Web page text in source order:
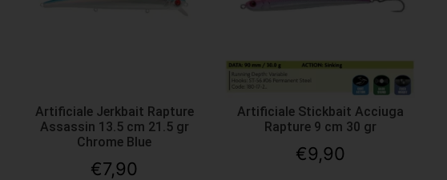
Artificiale Jerkbait Rapture
Assassin 13.5 cm 21.5 gr
Chrome Blue
€7,90
Artificiale Stickbait Acciuga
Rapture 9 cm 30 gr
€9,90